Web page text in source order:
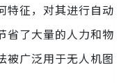
特征，对其进行自动
省了大量的人力和物
被广泛用于无人机图